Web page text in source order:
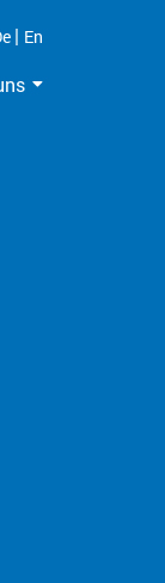
| En